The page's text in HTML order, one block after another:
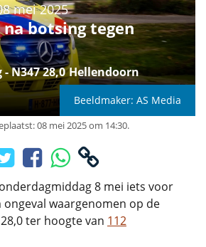
mei 2025
na botsing tegen
N347 28,0 Hellendoorn
Beeldmaker: AS Media
08 mei 2025 om 14:30.
8 mei iets voor
ongeval waargenomen op de
ter hoogte van 112